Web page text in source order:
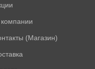
(Магазин)